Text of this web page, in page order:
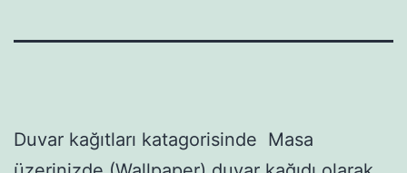
Duvar kağıtları katagorisinde Masa